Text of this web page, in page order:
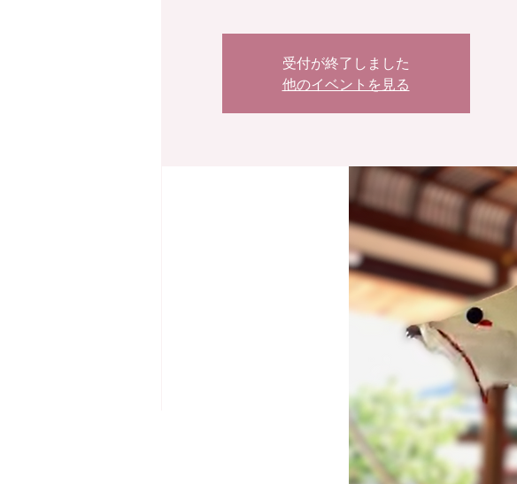
受付が終了しました
他のイベントを見る